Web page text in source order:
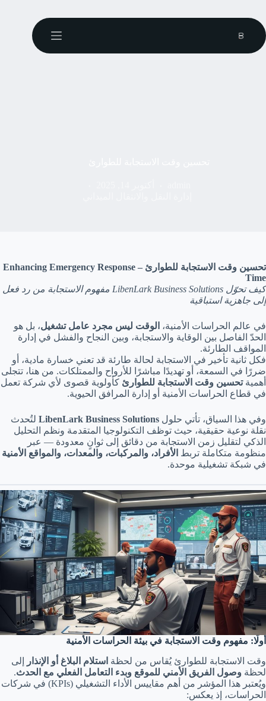
تحسين وقت الاستجابة للطوارئ – Enhancing Emergency Response
Time
كيف تحوّل LibenLark Business Solutions مفهوم الاستجابة من رد فعل
إلى جاهزية استباقية
في عالم الحراسات الأمنية، الوقت ليس مجرد عامل تشغيل، بل هو
الحدّ الفاصل بين الوقاية والاستجابة، وبين النجاح والفشل في إدارة
المواقف الطارئة.
فكل ثانية تأخير في الاستجابة لحالة طارئة قد تعني خسارة مادية، أو
ضررًا في السمعة، أو تهديدًا مباشرًا للأرواح والممتلكات. من هنا، تتجلى
أهميةتحسين وقت الاستجابة للطوارئ كأولوية قصوى لأي شركة تعمل
في قطاع الحراسات الأمنية أو إدارة المرافق الحيوية.
وفي هذا السياق، تأتي حلول LibenLark Business Solutions لتُحدث
نقلة نوعية حقيقية، حيث توظف التكنولوجيا المتقدمة ونظم التحليل
الذكي لتقليل زمن الاستجابة من دقائق إلى ثوانٍ معدودة — عبر
منظومة متكاملة تربط الأفراد، والمركبات، والمعدات، والمواقع الأمنية
في شبكة تشغيلية موحدة.
أولًا: مفهوم وقت الاستجابة في بيئة الحراسات الأمنية
وقت الاستجابة للطوارئ يُقاس من لحظة استلام البلاغ أو الإنذار
إلى
لحظة وصول الفريق الأمني للموقع وبدء التعامل الفعلي مع الحدث.
ويُعتبر هذا المؤشر من أهم مقاييس الأداء التشغيلي (KPIs) في شركات
الحراسات، إذ يعكس: